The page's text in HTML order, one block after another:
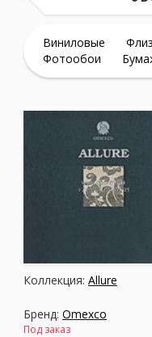
Компания
Личный
Заказать
Виниловые
Фотообои
Коллекция: Allure
Бренд: Omexco
Под заказ